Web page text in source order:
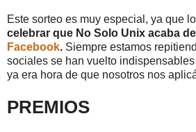
Este sorteo es muy especial, ya que
celebrar que No Solo Unix acaba
Facebook. Siempre estamos
sociales se han vuelto
ya era hora de que nosotros nos
PREMIOS